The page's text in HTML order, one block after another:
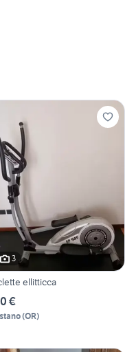
3
ellitticca
€
(OR)